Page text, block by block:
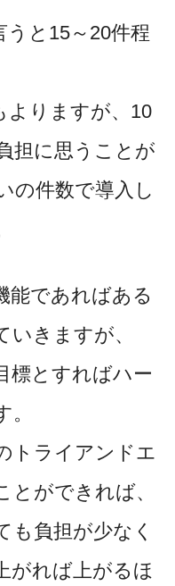
うと15～20件程
よりますが、10
担に思うことが
の件数で導入し
能であればある
きますが、
標とすればハー
トライアンドエ
とができれば、
も負担が少なく
がれば上がるほ